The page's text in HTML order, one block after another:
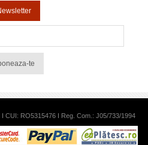
te
CUI: RO5315476 I Reg. Com.: J05/733/1994